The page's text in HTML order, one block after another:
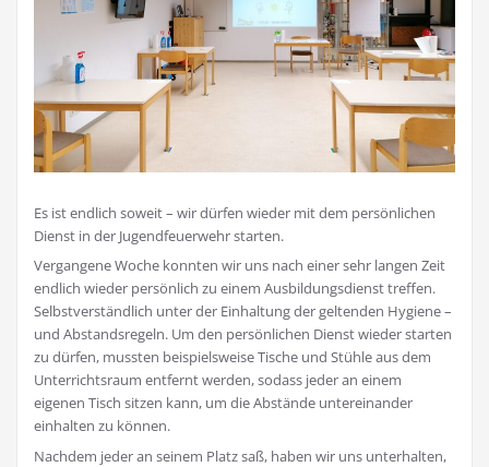
Es ist endlich soweit – wir dürfen wieder mit dem persönlichen
Dienst in der Jugendfeuerwehr starten.
Vergangene Woche konnten wir uns nach einer sehr langen Zeit
endlich wieder persönlich zu einem Ausbildungsdienst treffen.
Selbstverständlich unter der Einhaltung der geltenden Hygiene –
und Abstandsregeln. Um den persönlichen Dienst wieder starten
zu dürfen, mussten beispielsweise Tische und Stühle aus dem
Unterrichtsraum entfernt werden, sodass jeder an einem
eigenen Tisch sitzen kann, um die Abstände untereinander
einhalten zu können.
Nachdem jeder an seinem Platz saß, haben wir uns unterhalten,